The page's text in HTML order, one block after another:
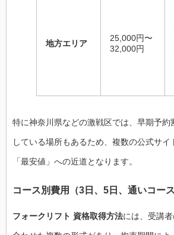
地方エリア
25,000円〜
32,000円
特に神奈川県などの激戦区では、早期予約
している場所もあるため、複数の公式サ
「最安値」への近道となります。
コース別費用（3日、5日、通いコース
フォークリフト 資格取得方法には、受講